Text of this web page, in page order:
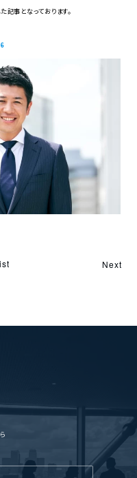
事となっております。
Next